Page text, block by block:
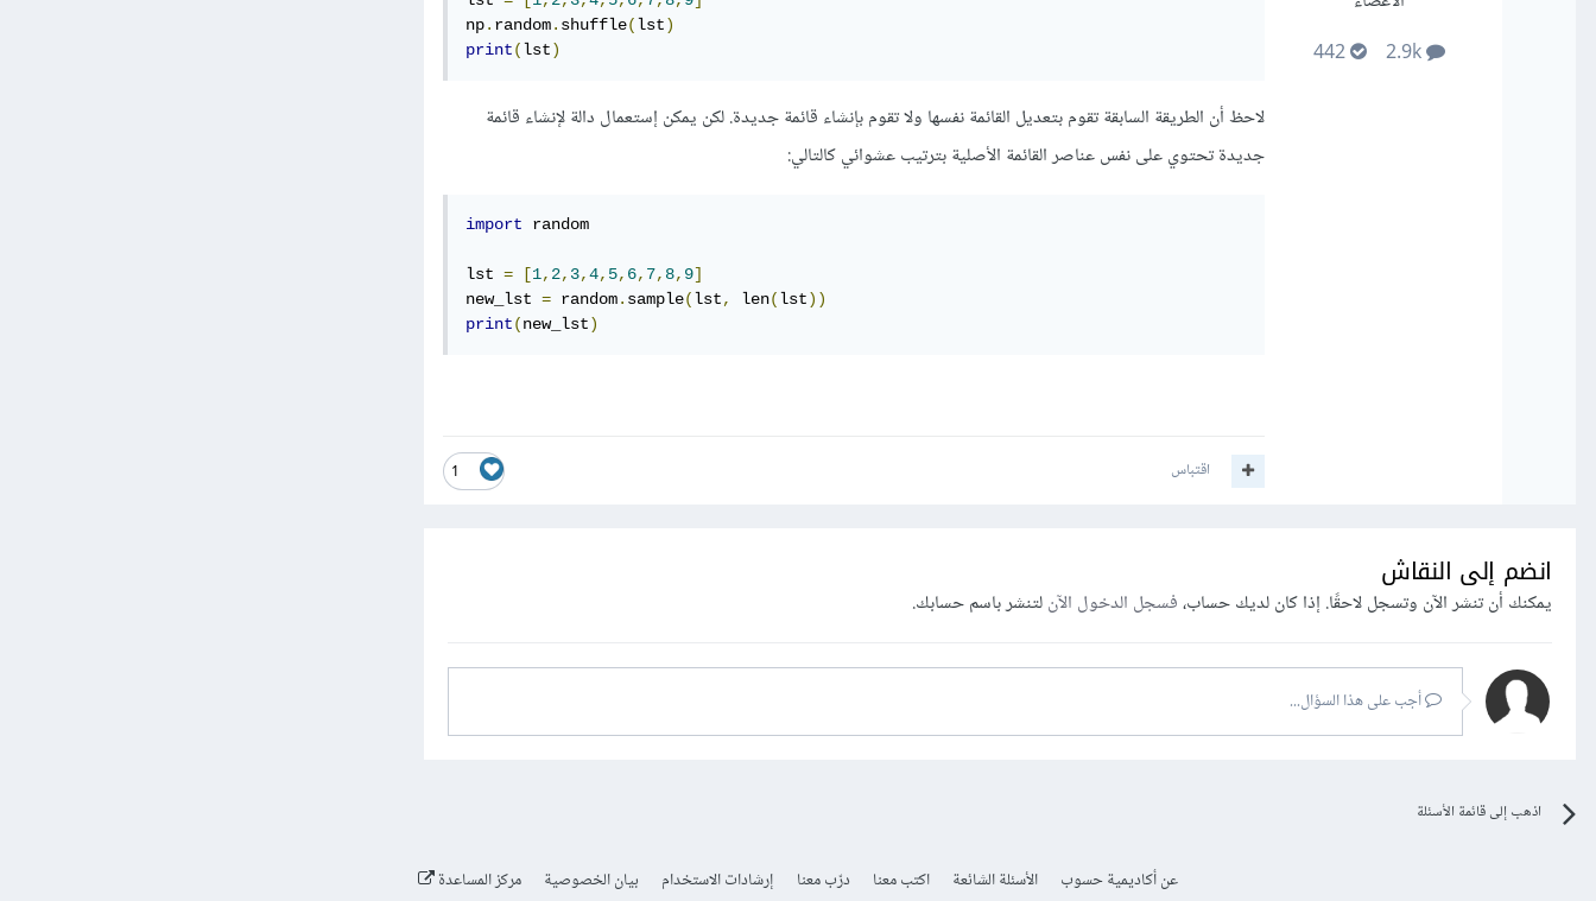
2.9k
442
np. random. shuffle(lst)
print(lst)
لاحظ أن الطريقة السابقة تقوم بتعديل القائمة نفسها ولا تقوم بإنشاء قائمة جديدة. لكن يمكن إستعمال دالة لإنشاء قائمة
جديدة تحتوي على نفس عناصر القائمة الأصلية بترتيب عشوائي كالتالي:
import random
lst = [1, 2, 3,4, 5, 6, 7, 8, 9]
new_lst = random. sample(lst, len(lst))
print(new_lst)
1 اقتباس
انضم إلى النقاش
يمكنك أن تنشر الآن وتسجل لاحقًا. إذا كان لديك حساب،فسجل الدخول الآنلتنشر باسم حسابك.
أجب على هذا السؤال...
اذهب إلى قائمة الأسئلة
عن أكاديمية حسوب الأسئلة الشائعة اكتب معنا درّب معنا إرشادات الاستخدام بيان الخصوصية مركز المساعدة